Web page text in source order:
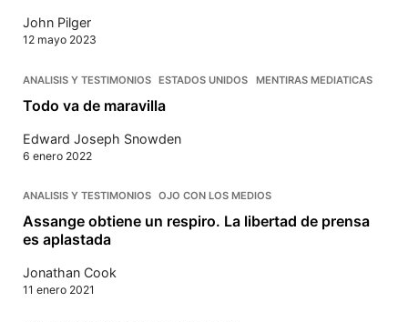
John Pilger
12 mayo 2023
ANALISIS Y TESTIMONIOS ESTADOS UNIDOS MENTIRAS MEDIATICAS
Todo va de maravilla
Edward Joseph Snowden
6 enero 2022
ANALISIS Y TESTIMONIOS OJO CON LOS MEDIOS
Assange obtiene un respiro. La libertad de prensa
es aplastada
Jonathan Cook
11 enero 2021